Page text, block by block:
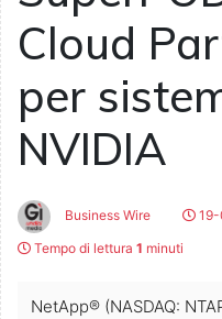
Cloud
per
NVIDIA
Business Wire
Tempo di lettura 1 minuti
NetApp® (NASDAQ: